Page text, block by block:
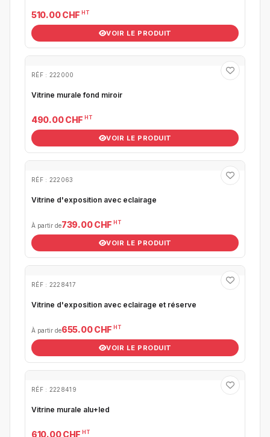
510.00 CHF HT
VOIR LE PRODUIT
RÉF : 222000
Vitrine murale fond miroir
490.00 CHF HT
VOIR LE PRODUIT
RÉF : 222063
Vitrine d'exposition avec eclairage
À partir de739.00 CHF HT
VOIR LE PRODUIT
RÉF : 2228417
Vitrine d'exposition avec eclairage et réserve
À partir de655.00 CHF HT
VOIR LE PRODUIT
RÉF : 2228419
Vitrine murale alu+led
610.00 CHF HT